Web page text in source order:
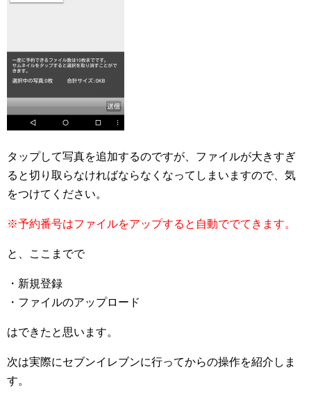
タップして写真を追加するのですが、ファイルが大きすぎ
ると切り取らなければならなくなってしまいますので、気
をつけてください。
※予約番号はファイルをアップすると自動ででてきます。
と、ここまでで
・新規登録
・ファイルのアップロード
はできたと思います。
次は実際にセブンイレブンに行ってからの操作を紹介しま
す。